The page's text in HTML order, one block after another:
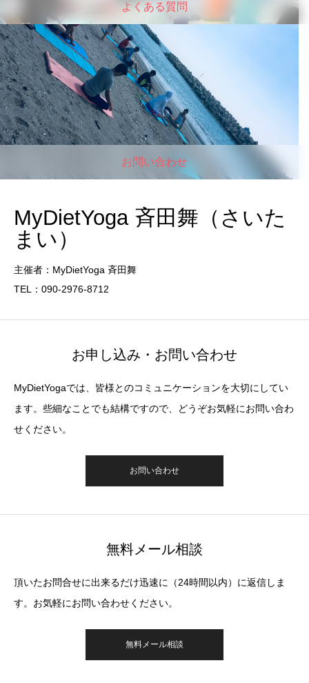
よくある質問
お問い合わせ
MyDietYoga 斉田舞（さいた
まい）
主催者：MyDietYoga 斉田舞
TEL：090-2976-8712
お申し込み・お問い合わせ
MyDietYogaでは、皆様とのコミュニケーションを大切にしてい
ます。些細なことでも結構ですので、どうぞお気軽にお問い合わ
せください。
お問い合わせ
無料メール相談
頂いたお問合せに出来るだけ迅速に（24時間以内）に返信しま
す。お気軽にお問い合わせください。
無料メール相談